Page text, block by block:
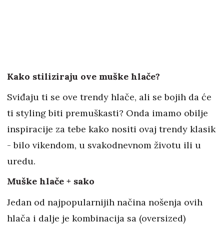
Kako stiliziraju ove muške hlače?
Sviđaju ti se ove trendy hlače, ali se bojih da će
ti styling biti premuškasti? Onda imamo obilje
inspiracije za tebe kako nositi ovaj trendy klasik
- bilo vikendom, u svakodnevnom životu ili u
uredu.
Muške hlače + sako
Jedan od najpopularnijih načina nošenja ovih
hlača i dalje je kombinacija sa (oversized)